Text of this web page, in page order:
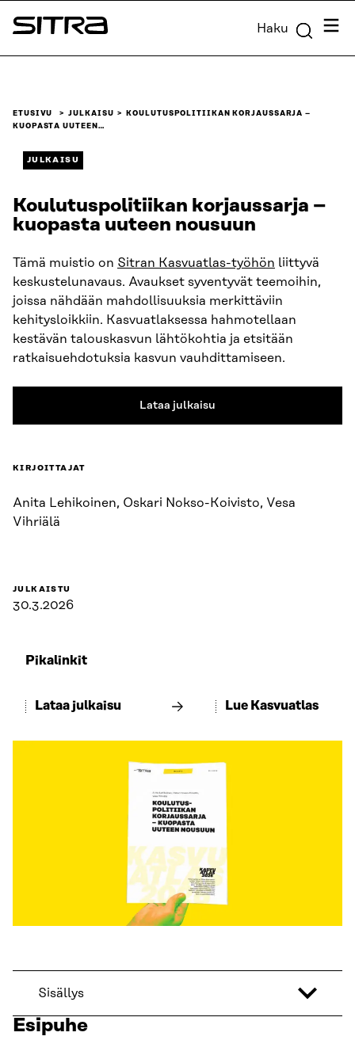
Siirry
suoraan
Sitra Haku
ETUSIVU JULKAISU
KOULUTUSPOLITIIKAN KORJAUSSARJA –
KUOPASTA UUTEEN…
JULKAISU
Koulutuspolitiikan korjaussarja –
kuopasta uuteen nousuun
Tämä muistio on Sitran Kasvuatlas-työhön liittyvä
keskustelunavaus. Avaukset syventyvät teemoihin,
joissa nähdään mahdollisuuksia merkittäviin
kehitysloikkiin. Kasvuatlaksessa hahmotellaan
kestävän talouskasvun lähtökohtia ja etsitään
ratkaisuehdotuksia kasvun vauhdittamiseen.
Lataa julkaisu
KIRJOITTAJAT
Anita Lehikoinen, Oskari Nokso-Koivisto, Vesa
Vihriälä
JULKAISTU
30.3.2026
Pikalinkit
Lataa julkaisu Lue Kasvuatlas
Sisällys
Esipuhe